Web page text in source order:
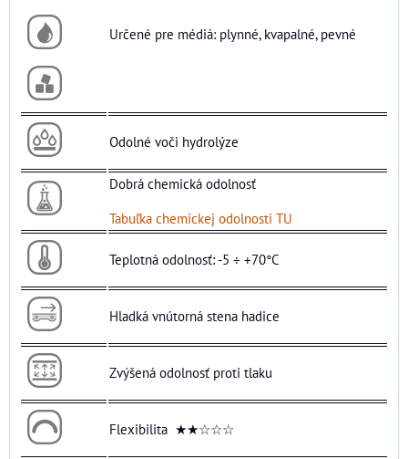
Určené pre médiá: plynné, kvapalné, pevné
Odolné voči hydrolýze
Dobrá chemická odolnosť
Tabuľka chemickej odolnosti TU
Teplotná odolnosť: -5 ÷ +70°C
Hladká vnútorná stena hadice
Zvýšená odolnosť proti tlaku
Flexibilita ★★☆☆☆